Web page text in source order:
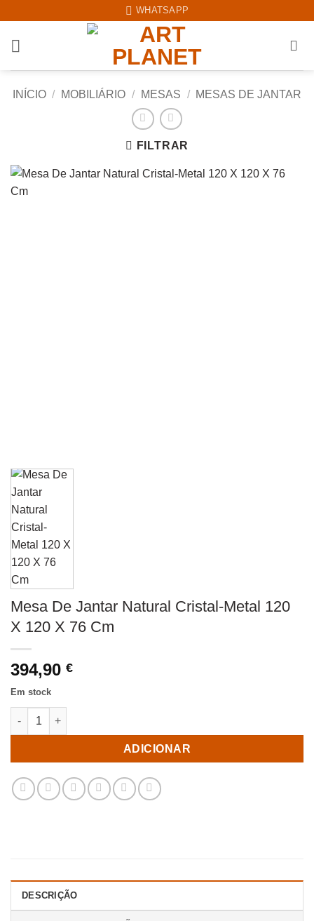
content
WHATSAPP
INÍCIO / MOBILIÁRIO / MESAS / MESAS DE JANTAR
FILTRAR
Mesa De Jantar Natural Cristal-Metal 120
X 120 X 76 Cm
394,90 €
Em stock
Quantidade de Mesa De Jantar Natural Cristal-Metal 120 X 120
ADICIONAR
DESCRIÇÃO